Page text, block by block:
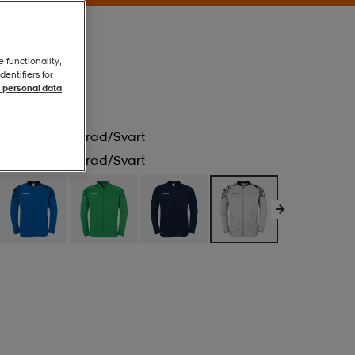
Mörkgrå Melerad/svart
Mörkgrå Melerad/svart
functionality,
for
personal data